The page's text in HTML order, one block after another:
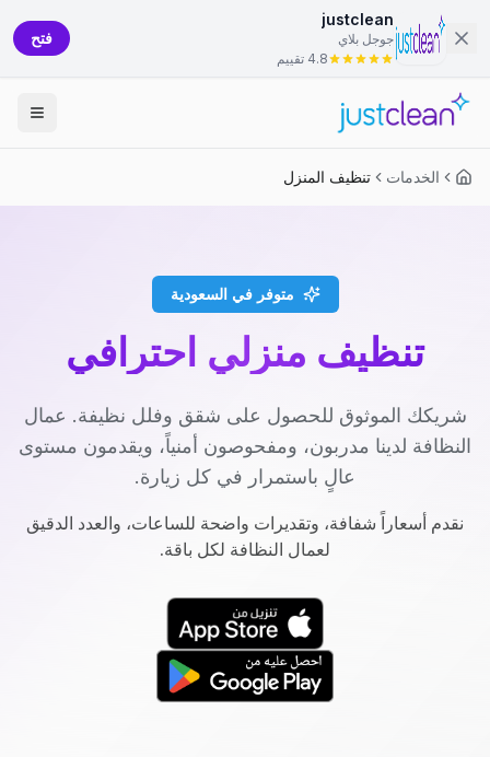
justclean
جوجل بلاي
4.8 تقييم
فتح
الخدمات تنظيف المنزل
متوفر في السعودية
تنظيف منزلي احترافي
شريكك الموثوق للحصول على شقق وفلل نظيفة. عمال
النظافة لدينا مدربون، ومفحوصون أمنياً، ويقدمون مستوى
عالٍ باستمرار في كل زيارة.
نقدم أسعاراً شفافة، وتقديرات واضحة للساعات، والعدد الدقيق
لعمال النظافة لكل باقة.